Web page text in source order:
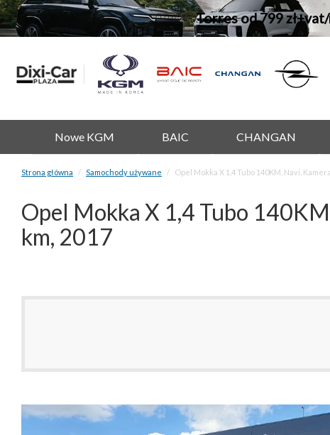
Torres od 799
Nowe KGM BAIC CHANGAN
Strona główna Samochody używane Opel Mokka X 1,4 Tubo 140KM, Navi,
Opel Mokka X 1,4 Tubo
km, 2017